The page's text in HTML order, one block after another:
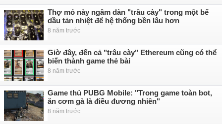
Thợ mỏ này ngâm dàn "trâu cày" trong một bể
dầu tản nhiệt để hệ thống bền lâu hơn
8 năm trước
Giờ đây, đến cả "trâu cày" Ethereum cũng có thể
biến thành game thẻ bài
8 năm trước
Game thủ PUBG Mobile: "Trong game toàn bot,
ăn cơm gà là điều đương nhiên"
8 năm trước